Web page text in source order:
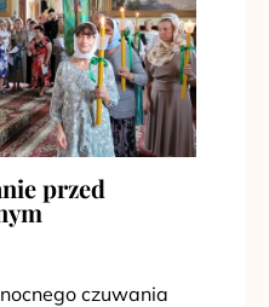
przed
czuwania